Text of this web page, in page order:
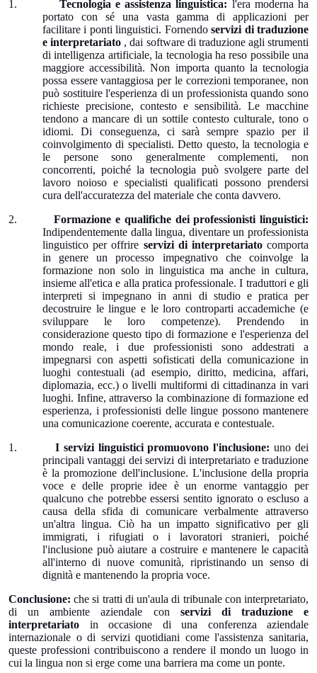
1. Tecnologia e assistenza linguistica: l'era moderna ha
portato con sé una vasta gamma di applicazioni per
facilitare i ponti linguistici. Fornendoservizi di traduzione
e interpretariato , dai software di traduzione agli strumenti
di intelligenza artificiale, la tecnologia ha reso possibile una
maggiore accessibilità. Non importa quanto la tecnologia
possa essere vantaggiosa per le correzioni temporanee, non
può sostituire l'esperienza di un professionista quando sono
richieste precisione, contesto e sensibilità. Le macchine
tendono a mancare di un sottile contesto culturale, tono o
idiomi. Di conseguenza, ci sarà sempre spazio per il
coinvolgimento di specialisti. Detto questo, la tecnologia e
le persone sono generalmente complementi, non
concorrenti, poiché la tecnologia può svolgere parte del
lavoro noioso e specialisti qualificati possono prendersi
cura dell'accuratezza del materiale che conta davvero.
2.
Formazione e qualifiche dei professionisti linguistici:
Indipendentemente dalla lingua, diventare un professionista
linguistico per offrire servizi di interpretariatocomporta
in genere un processo impegnativo che coinvolge la
formazione non solo in linguistica ma anche in cultura,
insieme all'etica e alla pratica professionale. I traduttori e gli
interpreti si impegnano in anni di studio e pratica per
decostruire le lingue e le loro controparti accademiche (e
sviluppare le loro competenze). Prendendo in
considerazione questo tipo di formazione e l'esperienza del
mondo reale, i due professionisti sono addestrati a
impegnarsi con aspetti sofisticati della comunicazione in
luoghi contestuali (ad esempio, diritto, medicina, affari,
diplomazia, ecc.) o livelli multiformi di cittadinanza in vari
luoghi. Infine, attraverso la combinazione di formazione ed
esperienza, i professionisti delle lingue possono mantenere
una comunicazione coerente, accurata e contestuale.
1.
I servizi linguistici promuovono l'inclusione:uno dei
principali vantaggi dei servizi di interpretariato e traduzione
è la promozione dell'inclusione. L'inclusione della propria
voce e delle proprie idee è un enorme vantaggio per
qualcuno che potrebbe essersi sentito ignorato o escluso a
causa della sfida di comunicare verbalmente attraverso
un'altra lingua. Ciò ha un impatto significativo per gli
immigrati, i rifugiati o i lavoratori stranieri, poiché
l'inclusione può aiutare a costruire e mantenere le capacità
all'interno di nuove comunità, ripristinando un senso di
dignità e mantenendo la propria voce.
Conclusione:che si tratti di un'aula di tribunale con interpretariato,
di un ambiente aziendale con servizi di traduzione e
interpretariato in occasione di una conferenza aziendale
internazionale o di servizi quotidiani come l'assistenza sanitaria,
queste professioni contribuiscono a rendere il mondo un luogo in
cui la lingua non si erge come una barriera ma come un ponte.